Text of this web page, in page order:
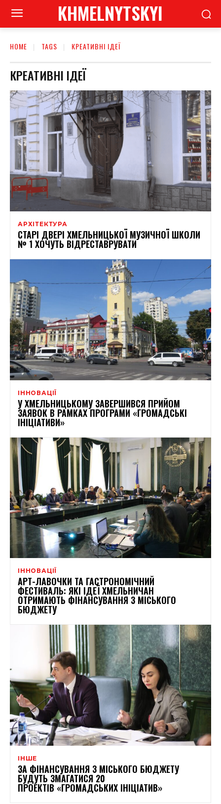
KHMELNYTSKYI
HOME TAGS КРЕАТИВНІ ІДЕЇ
КРЕАТИВНІ ІДЕЇ
АРХІТЕКТУРА
СТАРІ ДВЕРІ ХМЕЛЬНИЦЬКОЇ МУЗИЧНОЇ ШКОЛИ
№ 1 ХОЧУТЬ ВІДРЕСТАВРУВАТИ
ІННОВАЦІЇ
У ХМЕЛЬНИЦЬКОМУ ЗАВЕРШИВСЯ ПРИЙОМ
ЗАЯВОК В РАМКАХ ПРОГРАМИ «ГРОМАДСЬКІ
ІНІЦІАТИВИ»
ІННОВАЦІЇ
АРТ-ЛАВОЧКИ ТА ГАСТРОНОМІЧНИЙ
ФЕСТИВАЛЬ: ЯКІ ІДЕЇ ХМЕЛЬНИЧАН
ОТРИМАЮТЬ ФІНАНСУВАННЯ З МІСЬКОГО
БЮДЖЕТУ
ІНШЕ
ЗА ФІНАНСУВАННЯ З МІСЬКОГО БЮДЖЕТУ
БУДУТЬ ЗМАГАТИСЯ 20
ПРОЕКТІВ «ГРОМАДСЬКИХ ІНІЦІАТИВ»